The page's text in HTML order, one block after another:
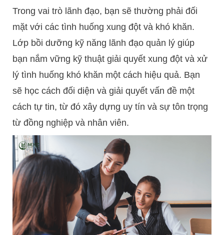
Trong vai trò lãnh đạo, bạn sẽ thường phải đối
mặt với các tình huống xung đột và khó khăn.
Lớp bồi dưỡng kỹ năng lãnh đạo quản lý giúp
bạn nắm vững kỹ thuật giải quyết xung đột và xử
lý tình huống khó khăn một cách hiệu quả. Bạn
sẽ học cách đối diện và giải quyết vấn đề một
cách tự tin, từ đó xây dựng uy tín và sự tôn trọng
từ đồng nghiệp và nhân viên.